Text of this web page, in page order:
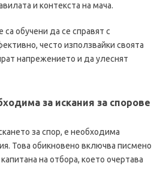
и контекста на мача.
обучени да се справят с
често използвайки своята
напрежението и да улеснят
за искания за спорове
за спор, е необходима
Това обикновено включва писмено
на отбора, което очертава